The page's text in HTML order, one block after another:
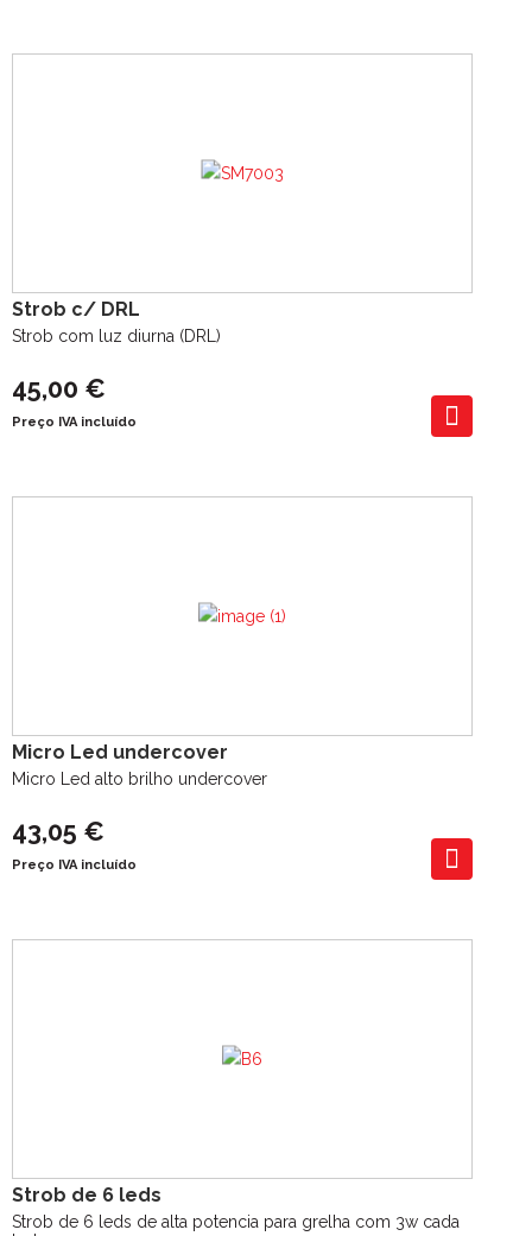
Strob c/ DRL
Strob com luz diurna (DRL)
45,00 €
Preço IVA incluído
Micro Led undercover
Micro Led alto brilho undercover
43,05 €
Preço IVA incluído
Strob de 6 leds
Strob de 6 leds de alta potencia para grelha com 3w cada